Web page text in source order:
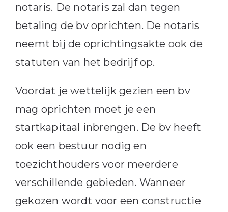
notaris. De notaris zal dan tegen
betaling de bv oprichten. De notaris
neemt bij de oprichtingsakte ook de
statuten van het bedrijf op.
Voordat je wettelijk gezien een bv
mag oprichten moet je een
startkapitaal inbrengen. De bv heeft
ook een bestuur nodig en
toezichthouders voor meerdere
verschillende gebieden. Wanneer
gekozen wordt voor een constructie